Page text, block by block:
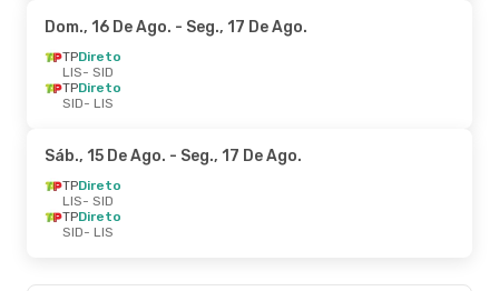
Dom., 16 De Ago. - Seg., 17 De Ago.
TPDireto
LIS- SID
TPDireto
SID- LIS
Sáb., 15 De Ago. - Seg., 17 De Ago.
TPDireto
LIS- SID
TPDireto
SID- LIS